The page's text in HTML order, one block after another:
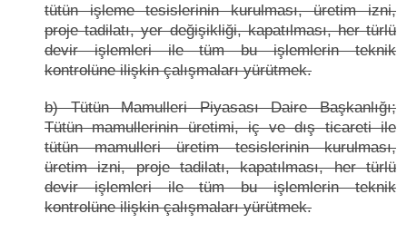
tütün işleme tesislerinin kurulması, üretim izni,
proje tadilatı, yer değişikliği, kapatılması, her türlü
devir işlemleri ile tüm bu işlemlerin teknik
kontrolüne ilişkin çalışmaları yürütmek.
b) Tütün Mamulleri Piyasası Daire Başkanlığı;
Tütün mamullerinin üretimi, iç ve dış ticareti ile
tütün mamulleri üretim tesislerinin kurulması,
üretim izni, proje tadilatı, kapatılması, her türlü
devir işlemleri ile tüm bu işlemlerin teknik
kontrolüne ilişkin çalışmaları yürütmek.